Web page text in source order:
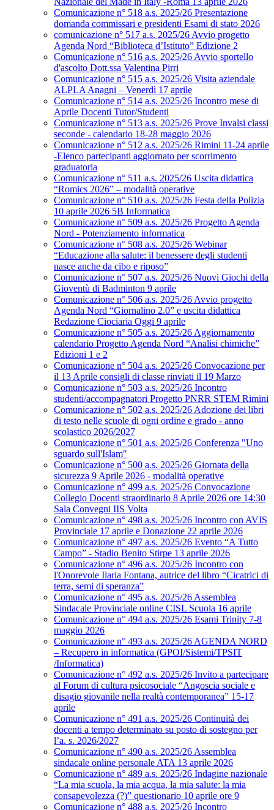
Comunicazione n° 518 a.s. 2025/26 Presentazione
domanda commissari e presidenti Esami di stato 2026
comunicazione n° 517 a.s. 2025/26 Avvio progetto
Agenda Nord “Biblioteca d’Istituto” Edizione 2
Comunicazione n° 516 a.s. 2025/26 Avvio sportello
d'ascolto Dott.ssa Valentina Pirri
Comunicazione n° 515 a.s. 2025/26 Visita aziendale
ALPLA Anagni – Venerdì 17 aprile
Comunicazione n° 514 a.s. 2025/26 Incontro mese di
Aprile Docenti Tutor/Studenti
Comunicazione n° 513 a.s. 2025/26 Prove Invalsi classi
seconde - calendario 18-28 maggio 2026
Comunicazione n° 512 a.s. 2025/26 Rimini 11-24 aprile
-Elenco partecipanti aggiornato per scorrimento
graduatoria
Comunicazione n° 511 a.s. 2025/26 Uscita didattica
“Romics 2026” – modalità operative
Comunicazione n° 510 a.s. 2025/26 Festa della Polizia
10 aprile 2026 5B Informatica
Comunicazione n° 509 a.s. 2025/26 Progetto Agenda
Nord - Potenziamento informatica
Comunicazione n° 508 a.s. 2025/26 Webinar
“Educazione alla salute: il benessere degli studenti
nasce anche da cibo e riposo”
Comunicazione n° 507 a.s. 2025/26 Nuovi Giochi della
Gioventù di Badminton 9 aprile
Comunicazione n° 506 a.s. 2025/26 Avvio progetto
Agenda Nord “Giornalino 2.0” e uscita didattica
Redazione Ciociaria Oggi 9 aprile
Comunicazione n° 505 a.s. 2025/26 Aggiornamento
calendario Progetto Agenda Nord “Analisi chimiche”
Edizioni 1 e 2
Comunicazione n° 504 a.s. 2025/26 Convocazione per
il 13 Aprile consigli di classe rinviati il 19 Marzo
Comunicazione n° 503 a.s. 2025/26 Incontro
studenti/accompagnatori Progetto PNRR STEM Rimini
Comunicazione n° 502 a.s. 2025/26 Adozione dei libri
di testo nelle scuole di ogni ordine e grado - anno
scolastico 2026/2027
Comunicazione n° 501 a.s. 2025/26 Conferenza "Uno
sguardo sull'Islam"
Comunicazione n° 500 a.s. 2025/26 Giornata della
sicurezza 9 Aprile 2026 - modalità operative
Comunicazione n° 499 a.s. 2025/26 Convocazione
Collegio Docenti straordinario 8 Aprile 2026 ore 14:30
Sala Convegni IIS Volta
Comunicazione n° 498 a.s. 2025/26 Incontro con AVIS
Provinciale 17 aprile e Donazione 22 aprile 2026
Comunicazione n° 497 a.s. 2025/26 Evento “A Tutto
Campo” - Stadio Benito Stirpe 13 aprile 2026
Comunicazione n° 496 a.s. 2025/26 Incontro con
l'Onorevole Ilaria Fontana, autrice del libro “Cicatrici di
terra, semi di speranza”
Comunicazione n° 495 a.s. 2025/26 Assemblea
Sindacale Provinciale online CISL Scuola 16 aprile
Comunicazione n° 494 a.s. 2025/26 Esami Trinity 7-8
maggio 2026
Comunicazione n° 493 a.s. 2025/26 AGENDA NORD
– Recupero in informatica (GPOI/Sistemi/TPSIT
/Informatica)
Comunicazione n° 492 a.s. 2025/26 Invito a partecipare
al Forum di cultura psicosociale “Angoscia sociale e
disagio giovanile nella realtà contemporanea” 15-17
aprile
Comunicazione n° 491 a.s. 2025/26 Continuità dei
docenti a tempo determinato su posto di sostegno per
l’a. s. 2026/2027
Comunicazione n° 490 a.s. 2025/26 Assemblea
sindacale online personale ATA 13 aprile 2026
Comunicazione n° 489 a.s. 2025/26 Indagine nazionale
“La mia scuola, la mia acqua, la mia salute: la mia
consapevolezza (?)” questionario 10 aprile ore 9
Comunicazione n° 488 a.s. 2025/26 Incontro